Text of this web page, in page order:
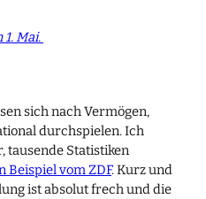
Mai.
sich nach Vermögen,
durchspielen. Ich
tausende Statistiken
Beispiel vom ZDF. Kurz und
ist absolut frech und die